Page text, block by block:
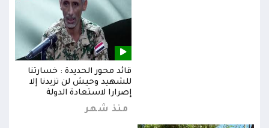
قائد محور الحديدة : خسارتنا
للشهيد وحيش لن تزيدنا إلا
إصرارا لاستعادة الدولة
منذ شهر